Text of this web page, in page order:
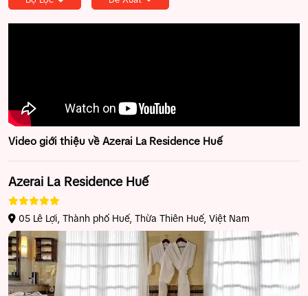
Video giới thiệu về Azerai La Residence Huế
Azerai La Residence Huế
05 Lê Lợi, Thành phố Huế, Thừa Thiên Huế, Việt Nam